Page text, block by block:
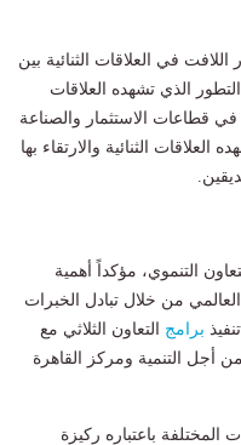
في العلاقات الثنائية بين
الذي تشهده العلاقات
قطاعات الاستثمار والصناعة
العلاقات الثنائية والارتقاء بها
التنموي، مؤكداً أهمية
من خلال تبادل الخبرات
برامج التعاون الثلاثي مع
أجل التنمية ومركز القاهرة
المختلفة باعتباره ركيزة